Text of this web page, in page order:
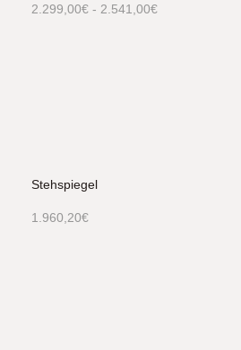
2.299,00€ - 2.541,00€
Stehspiegel
1.960,20€